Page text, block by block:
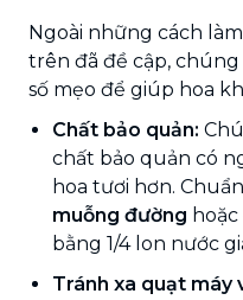
Ngoài những cách
trên đã đề cập,
số mẹo để giúp hoa
Chất bảo quản:
chất bảo quản có
hoa tươi hơn.
muỗng đường
bằng 1/4 lon nước
Tránh xa quạt máy